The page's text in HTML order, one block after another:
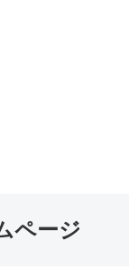
ページ